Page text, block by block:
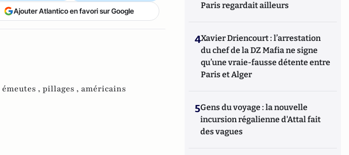
Ajouter Atlantico en favori sur Google
émeutes , pillages , américains
Paris regardait ailleurs
4Xavier Driencourt : l’arrestation
du chef de la DZ Mafia ne signe
qu’une vraie-fausse détente entre
Paris et Alger
5Gens du voyage : la nouvelle
incursion régalienne d'Attal fait
des vagues